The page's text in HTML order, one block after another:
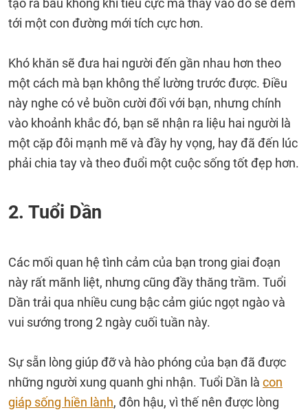
tạo ra bầu không khí tiêu cực mà thay vào đó sẽ đem
tới một con đường mới tích cực hơn.
Khó khăn sẽ đưa hai người đến gần nhau hơn theo
một cách mà bạn không thể lường trước được. Điều
này nghe có vẻ buồn cười đối với bạn, nhưng chính
vào khoảnh khắc đó, bạn sẽ nhận ra liệu hai người là
một cặp đôi mạnh mẽ và đầy hy vọng, hay đã đến lúc
phải chia tay và theo đuổi một cuộc sống tốt đẹp hơn.
2. Tuổi Dần
Các mối quan hệ tình cảm của bạn trong giai đoạn
này rất mãnh liệt, nhưng cũng đầy thăng trầm. Tuổi
Dần trải qua nhiều cung bậc cảm giúc ngọt ngào và
vui sướng trong 2 ngày cuối tuần này.
Sự sẵn lòng giúp đỡ và hào phóng của bạn đã được
những người xung quanh ghi nhận. Tuổi Dần là con
giáp sống hiền lành, đôn hậu, vì thế nên được lòng